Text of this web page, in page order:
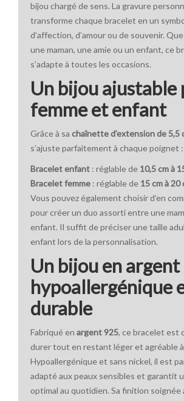
bijou chargé de sens. La gravure
transforme chaque bracelet en un
d’affection, d’amour ou de souvenir.
une maman, une amie ou un enfant, ce
s’adapte à toutes les occasions.
Un bijou ajustable
femme et enfant
Grâce à sa chaînette d’extension de 5,5
s’ajuste parfaitement à chaque poignet :
Bracelet enfant : réglable de 10,5 cm à
Bracelet femme : réglable de 15 cm à 20
Vous pouvez également choisir d’en
pour créer un duo assorti entre une
enfant. Il suffit de préciser une taille
enfant lors de la personnalisation.
Un bijou en
hypoallergénique
durable
Fabriqué en argent 925, ce bracelet est
durer tout en restant léger et agréable
Hypoallergénique et sans nickel, il est
adapté aux peaux sensibles et garantit
optimal au quotidien. Sa finition soignée